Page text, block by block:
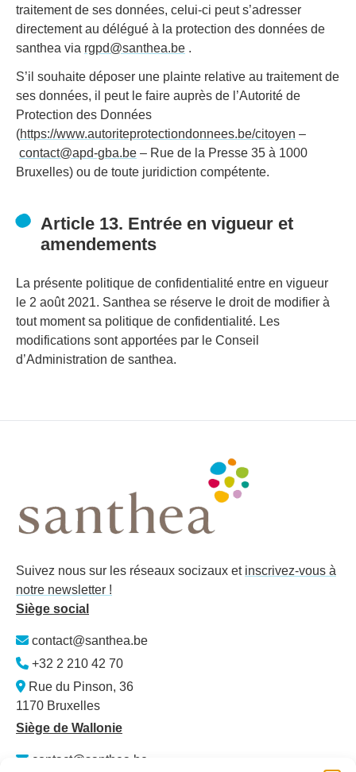
traitement de ses données, celui-ci peut s’adresser
directement au délégué à la protection des données de
santhea via rgpd@santhea.be .
S’il souhaite déposer une plainte relative au traitement de
ses données, il peut le faire auprès de l’Autorité de
Protection des Données
(https://www.autoriteprotectiondonnees.be/citoyen –
contact@apd-gba.be – Rue de la Presse 35 à 1000
Bruxelles) ou de toute juridiction compétente.
Article 13. Entrée en vigueur et
amendements
La présente politique de confidentialité entre en vigueur
le 2 août 2021. Santhea se réserve le droit de modifier à
tout moment sa politique de confidentialité. Les
modifications sont apportées par le Conseil
d’Administration de santhea.
Suivez nous sur les réseaux socizaux et inscrivez-vous à
notre newsletter !
Siège social
contact@santhea.be
+32 2 210 42 70
Rue du Pinson, 36
1170 Bruxelles
Siège de Wallonie
contact@santhea.be